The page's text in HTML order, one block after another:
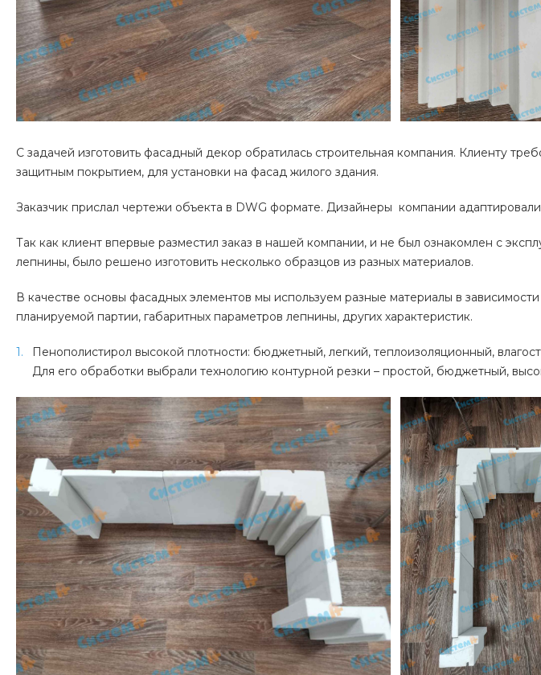
С задачей изготовить фасадный декор обратилась строительная компания. Клиенту
защитным покрытием, для установки на фасад жилого здания.
Заказчик прислал чертежи объекта в DWG формате. Дизайнеры компании
Так как клиент впервые разместил заказ в нашей компании, и не был ознакомлен с
лепнины, было решено изготовить несколько образцов из разных материалов.
В качестве основы фасадных элементов мы используем разные материалы в
планируемой партии, габаритных параметров лепнины, других характеристик.
Пенополистирол высокой плотности: бюджетный, легкий, теплоизоляционный,
Для его обработки выбрали технологию контурной резки – простой, бюджетный,